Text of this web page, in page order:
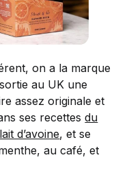
on a la marque
au UK une
assez originale et
ses recettesdu
d’avoine, et se
au café, et